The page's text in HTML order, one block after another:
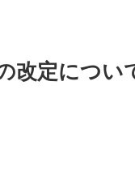
改定につい